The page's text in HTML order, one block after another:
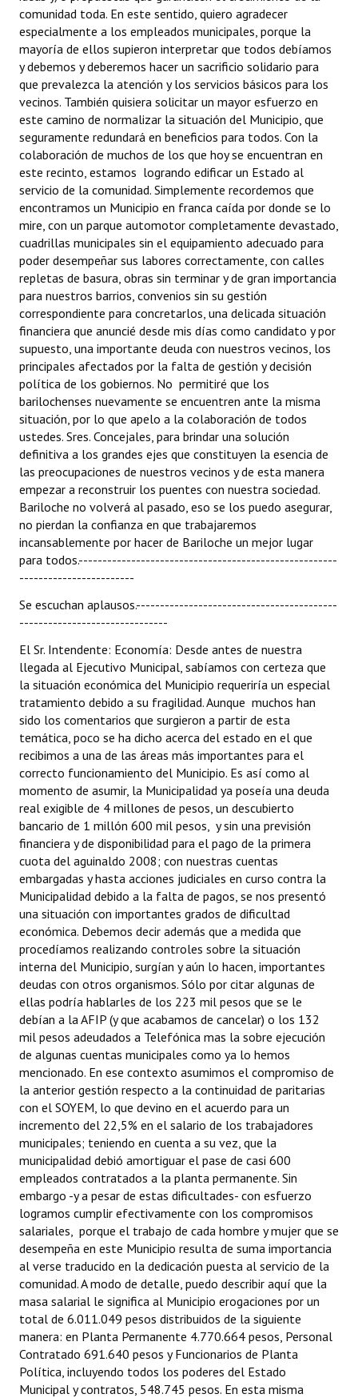
comunidad toda. En este sentido, quiero agradecer
especialmente a los empleados municipales, porque la
mayoría de ellos supieron interpretar que todos debíamos
y debemos y deberemos hacer un sacrificio solidario para
que prevalezca la atención y los servicios básicos para los
vecinos. También quisiera solicitar un mayor esfuerzo en
este camino de normalizar la situación del Municipio, que
seguramente redundará en beneficios para todos. Con la
colaboración de muchos de los que hoy se encuentran en
este recinto, estamos logrando edificar un Estado al
servicio de la comunidad. Simplemente recordemos que
encontramos un Municipio en franca caída por donde se lo
mire, con un parque automotor completamente devastado,
cuadrillas municipales sin el equipamiento adecuado para
poder desempeñar sus labores correctamente, con calles
repletas de basura, obras sin terminar y de gran importancia
para nuestros barrios, convenios sin su gestión
correspondiente para concretarlos, una delicada situación
financiera que anuncié desde mis días como candidato y por
supuesto, una importante deuda con nuestros vecinos, los
principales afectados por la falta de gestión y decisión
política de los gobiernos. No permitiré que los
barilochenses nuevamente se encuentren ante la misma
situación, por lo que apelo a la colaboración de todos
ustedes. Sres. Concejales, para brindar una solución
definitiva a los grandes ejes que constituyen la esencia de
las preocupaciones de nuestros vecinos y de esta manera
empezar a reconstruir los puentes con nuestra sociedad.
Bariloche no volverá al pasado, eso se los puedo asegurar,
no pierdan la confianza en que trabajaremos
incansablemente por hacer de Bariloche un mejor lugar
para todos.------------------------------------------------------
------------------------
Se escuchan aplausos.------------------------------------------
-------------------------------
El Sr. Intendente: Economía: Desde antes de nuestra
llegada al Ejecutivo Municipal, sabíamos con certeza que
la situación económica del Municipio requeriría un especial
tratamiento debido a su fragilidad. Aunque muchos han
sido los comentarios que surgieron a partir de esta
temática, poco se ha dicho acerca del estado en el que
recibimos a una de las áreas más importantes para el
correcto funcionamiento del Municipio. Es así como al
momento de asumir, la Municipalidad ya poseía una deuda
real exigible de 4 millones de pesos, un descubierto
bancario de 1 millón 600 mil pesos, y sin una previsión
financiera y de disponibilidad para el pago de la primera
cuota del aguinaldo 2008; con nuestras cuentas
embargadas y hasta acciones judiciales en curso contra la
Municipalidad debido a la falta de pagos, se nos presentó
una situación con importantes grados de dificultad
económica. Debemos decir además que a medida que
procedíamos realizando controles sobre la situación
interna del Municipio, surgían y aún lo hacen, importantes
deudas con otros organismos. Sólo por citar algunas de
ellas podría hablarles de los 223 mil pesos que se le
debían a la AFIP (y que acabamos de cancelar) o los 132
mil pesos adeudados a Telefónica mas la sobre ejecución
de algunas cuentas municipales como ya lo hemos
mencionado. En ese contexto asumimos el compromiso de
la anterior gestión respecto a la continuidad de paritarias
con el SOYEM, lo que devino en el acuerdo para un
incremento del 22,5% en el salario de los trabajadores
municipales; teniendo en cuenta a su vez, que la
municipalidad debió amortiguar el pase de casi 600
empleados contratados a la planta permanente. Sin
embargo -y a pesar de estas dificultades- con esfuerzo
logramos cumplir efectivamente con los compromisos
salariales, porque el trabajo de cada hombre y mujer que se
desempeña en este Municipio resulta de suma importancia
al verse traducido en la dedicación puesta al servicio de la
comunidad. A modo de detalle, puedo describir aquí que la
masa salarial le significa al Municipio erogaciones por un
total de 6.011.049 pesos distribuidos de la siguiente
manera: en Planta Permanente 4.770.664 pesos, Personal
Contratado 691.640 pesos y Funcionarios de Planta
Política, incluyendo todos los poderes del Estado
Municipal y contratos, 548.745 pesos. En esta misma